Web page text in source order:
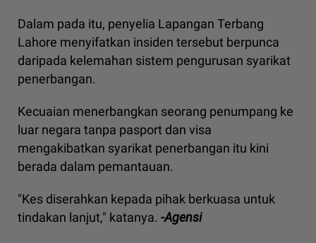
Dalam pada itu, penyelia Lapangan Terbang
Lahore menyifatkan insiden tersebut berpunca
daripada kelemahan sistem pengurusan syarikat
penerbangan.
Kecuaian menerbangkan seorang penumpang ke
luar negara tanpa pasport dan visa
mengakibatkan syarikat penerbangan itu kini
berada dalam pemantauan.
"Kes diserahkan kepada pihak berkuasa untuk
tindakan lanjut," katanya. -Agensi